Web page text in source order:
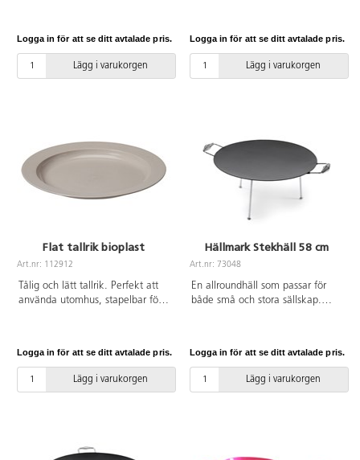
BPA-fri livsmedelsgodkänd HDPE.
Logga in för att se ditt avtalade pris.
Lägg i varukorgen
Livsmedelsgodkänd och BPA-fri.
Av stål, PP och silikon.
Logga in för att se ditt avtalade pris.
Lägg i varukorgen
Flat tallrik bioplast
Art.nr: 112912
Tålig och lätt tallrik. Perfekt att
använda utomhus, stapelbar för
Livsmedelsgodkänd. Vassa
föremål kan orsaka repor i
tallriken, viss mat kan missfärga
Logga in för att se ditt avtalade pris.
Lägg i varukorgen
Hällmark Stekhäll 58 cm
Art.nr: 73048
En allroundhäll som passar för
både små och stora sällskap.
stekytan: 58 cm.
Logga in för att se ditt avtalade pris.
Lägg i varukorgen